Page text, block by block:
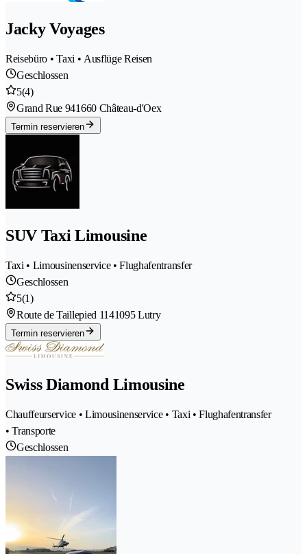
Jacky Voyages
Reisebüro • Taxi • Ausflüge Reisen
Geschlossen
5(4)
Grand Rue 941660 Château-d'Oex
Termin reservieren
SUV Taxi Limousine
Taxi • Limousinenservice • Flughafentransfer
Geschlossen
5(1)
Route de Taillepied 1141095 Lutry
Termin reservieren
Swiss Diamond Limousine
Chauffeurservice • Limousinenservice • Taxi • Flughafentransfer
• Transporte
Geschlossen